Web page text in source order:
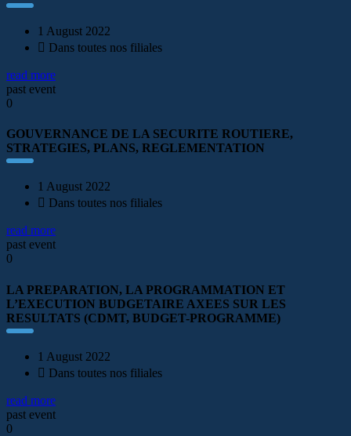
1 August 2022
Dans toutes nos filiales
read more
past event
0
GOUVERNANCE DE LA SECURITE ROUTIERE,
STRATEGIES, PLANS, REGLEMENTATION
1 August 2022
Dans toutes nos filiales
read more
past event
0
LA PREPARATION, LA PROGRAMMATION ET
L’EXECUTION BUDGETAIRE AXEES SUR LES
RESULTATS (CDMT, BUDGET-PROGRAMME)
1 August 2022
Dans toutes nos filiales
read more
past event
0